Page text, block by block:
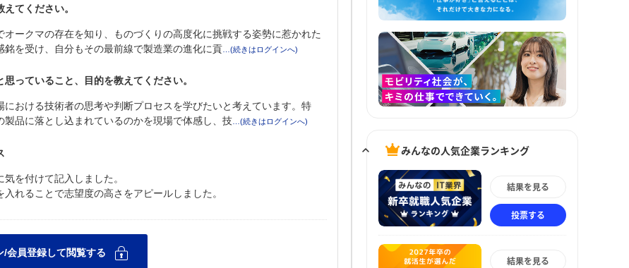
てください。
ークマの存在を知り、ものづくりの高度化に挑戦する姿勢に惹かれた
を受け、自分もその最前線で製造業の進化に貢
っていること、目的を教えてください。
おける技術者の思考や判断プロセスを学びたいと考えています。特
品に落とし込まれているのかを現場で体感し、技
を付けて記入しました。
れることで志望度の高さをアピールしました。
みんなの人気企業ランキング
結果を見る
投票する
結果を見る